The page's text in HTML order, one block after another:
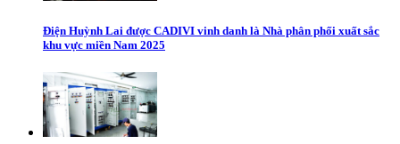
Điện Huỳnh Lai được CADIVI vinh danh là Nhà phân phối xuất sắc
khu vực miền Nam 2025